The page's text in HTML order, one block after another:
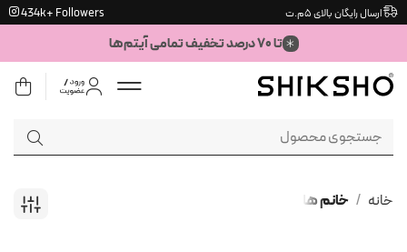
Skip
content
ارسال رایگان بالای ۵م.ت 434k+ Followers
تا ۷۰ درصد تخفیف تمامی آیتم‌ها
جستجو
برای:
خانه / خانم ها